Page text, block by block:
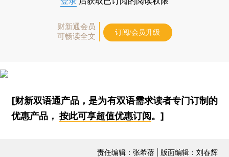
财新通会员
可畅读全文
订阅/会员升级
[财新双语通产品，是为有双语需求读者专门订制的
优惠产品，按此可享超值优惠订阅。]
责任编辑：张希蓓 | 版面编辑：刘春辉